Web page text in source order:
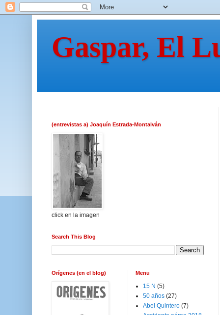
Gaspar, El
(entrevistas a) Joaquín Estrada-Montalván
click en la imagen
Search This Blog
Orígenes (en el blog) Menu
15 N (5)
50 años (27)
Abel Quintero (7)